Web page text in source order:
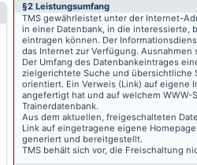
§2 Leistungsumfang
TMS gewährleistet unter der Internet-
in einer Datenbank, in die interessierte,
eintragen können. Der
das Internet zur Verfügung.
Der Umfang des Datenbankeintrages
zielgerichtete Suche und übersichtliche
orientiert. Ein Verweis (Link) auf eigene
angefertigt hat und auf welchem
Trainerdatenbank.
Aus dem aktuellen, freigeschalteten
Link auf eingetragene eigene
generiert und bereitgestellt.
TMS behält sich vor, die Freischaltung